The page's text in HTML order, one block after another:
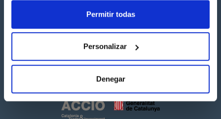
Permitir todas
Personalizar
Denegar